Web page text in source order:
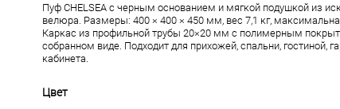
Пуф CHELSEA с черным основанием и мягкой подушкой из
велюра. Размеры: 400 × 400 × 450 мм, вес 7,1 кг,
Каркас из профильной трубы 20×20 мм с полимерным
собранном виде. Подходит для прихожей, спальни, гостиной,
кабинета.
Цвет